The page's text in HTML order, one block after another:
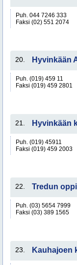
Puh. 044 7246 333
Faksi (02) 551 2074
20. Hyvinkään
Puh. (019) 459 11
Faksi (019) 459 2801
21. Hyvinkään
Puh. (019) 45911
Faksi (019) 459 2003
22. Tredun
Puh. (03) 5654 7999
Faksi (03) 389 1565
23. Kauhajoen